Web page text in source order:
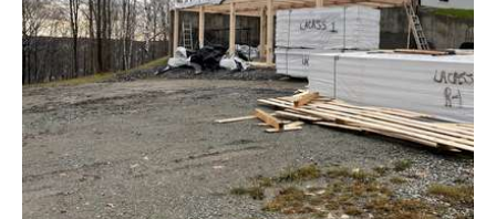
Sauvegarder